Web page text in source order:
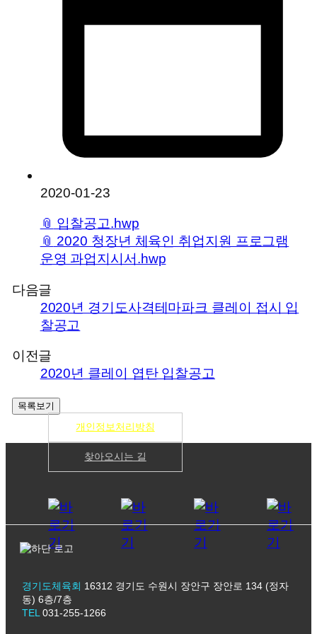
2020-01-23
📎 입찰공고.hwp
📎 2020 청장년 체육인 취업지원 프로그램
운영 과업지시서.hwp
다음글
2020년 경기도사격테마파크 클레이 접시 입
찰공고
이전글
2020년 클레이 엽탄 입찰공고
개인정보처리방침
찾아오시는 길
경기도체육회 16312 경기도 수원시 장안구 장안로 134 (정자
동) 6층/7층
TEL 031-255-1266